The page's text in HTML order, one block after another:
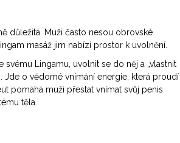
důležitá. Muži často nesou obrovské
masáž jim nabízí prostor k uvolnění.
Lingamu, uvolnit se do něj a „vlastnit
Jde o vědomé vnímání energie, která proudí
pomáhá muži přestat vnímat svůj penis
těla.